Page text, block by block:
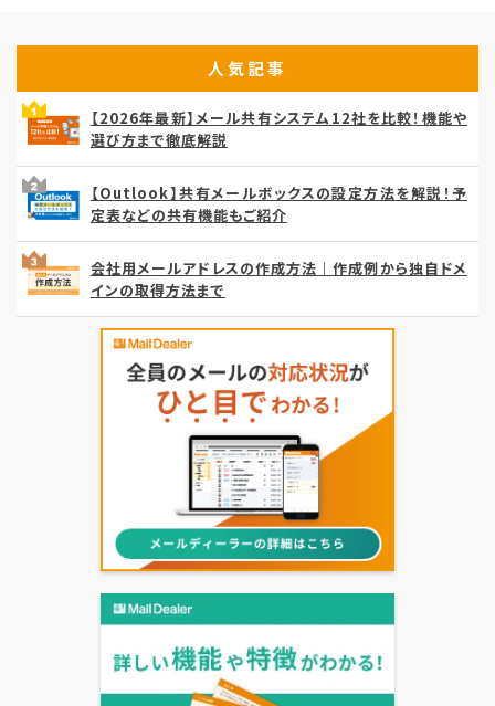
人気記事
【2026年最新】メール共有システム12社を比較！機能や
選び方まで徹底解説
【Outlook】共有メールボックスの設定方法を解説！予
定表などの共有機能もご紹介
会社用メールアドレスの作成方法｜作成例から独自ドメ
インの取得方法まで